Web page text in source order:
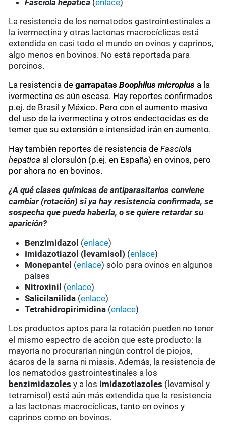
Fasciola hepatica (enlace)
La resistencia de los nematodos gastrointestinales a
la ivermectina y otras lactonas macrocíclicas está
extendida en casi todo el mundo en ovinos y caprinos,
algo menos en bovinos. No está reportada para
porcinos.
La resistencia degarrapatasBoophilus microplus a la
ivermectina es aún escasa. Hay reportes confirmados
p.ej. de Brasil y México. Pero con el aumento masivo
del uso de la ivermectina y otros endectocidas es de
temer que su extensión e intensidad irán en aumento.
Hay también reportes de resistencia deFasciola
hepatica al clorsulón (p.ej. en España) en ovinos, pero
por ahora no en bovinos.
¿A qué clases químicas de antiparasitarios conviene
cambiar (rotación) si ya hay resistencia confirmada, se
sospecha que pueda haberla, o se quiere retardar su
aparición?
Benzimidazol (enlace)
Imidazotiazol (levamisol) (enlace)
Monepantel (enlace) sólo para ovinos en algunos
países
Nitroxinil (enlace)
Salicilanilida (enlace)
Tetrahidropirimidina (enlace)
Los productos aptos para la rotación pueden no tener
el mismo espectro de acción que este producto: la
mayoría no procurarían ningún control de piojos,
ácaros de la sarna ni miasis. Además, la resistencia de
los nematodos gastrointestinales a los
benzimidazoles y a los imidazotiazoles (levamisol y
tetramisol) está aún más extendida que la resistencia
a las lactonas macrocíclicas, tanto en ovinos y
caprinos como en bovinos.